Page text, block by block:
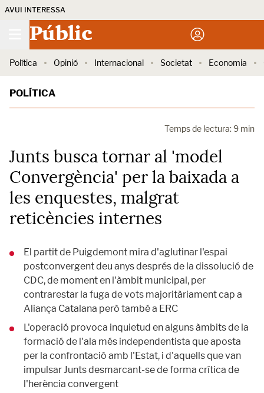
AVUI INTERESSA
Públic
Política Opinió Internacional Societat Economia
POLÍTICA
Temps de lectura: 9 min
Junts busca tornar al 'model
Convergència' per la baixada a
les enquestes, malgrat
reticències internes
El partit de Puigdemont mira d'aglutinar l'espai
postconvergent deu anys després de la dissolució de
CDC, de moment en l'àmbit municipal, per
contrarestar la fuga de vots majoritàriament cap a
Aliança Catalana però també a ERC
L'operació provoca inquietud en alguns àmbits de la
formació de l'ala més independentista que aposta
per la confrontació amb l'Estat, i d'aquells que van
impulsar Junts desmarcant-se de forma crítica de
l'herència convergent